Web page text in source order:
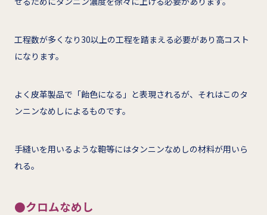
工程数が多くなり30以上の工程を踏まえる必要があり高コスト
になります。
よく皮革製品で「飴色になる」と表現されるが、それはこのタ
ンニンなめしによるものです。
手縫いを用いるような鞄等にはタンニンなめしの材料が用いら
れる。
●クロムなめし